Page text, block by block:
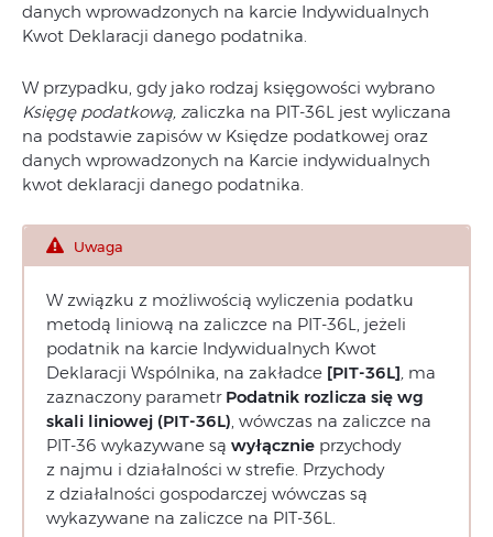
danych wprowadzonych na karcie Indywidualnych
Kwot Deklaracji danego podatnika.
W przypadku, gdy jako rodzaj księgowości wybrano
Księgę podatkową, zaliczka na PIT-36L jest wyliczana
na podstawie zapisów w Księdze podatkowej oraz
danych wprowadzonych na Karcie indywidualnych
kwot deklaracji danego podatnika.
Uwaga
W związku z możliwością wyliczenia podatku
metodą liniową na zaliczce na PIT‑36L, jeżeli
podatnik na karcie Indywidualnych Kwot
Deklaracji Wspólnika, na zakładce [PIT-36L], ma
zaznaczony parametr Podatnik rozlicza się wg
skali liniowej (PIT-36L), wówczas na zaliczce na
PIT-36 wykazywane są wyłącznie przychody
z najmu i działalności w strefie. Przychody
z działalności gospodarczej wówczas są
wykazywane na zaliczce na PIT-36L.